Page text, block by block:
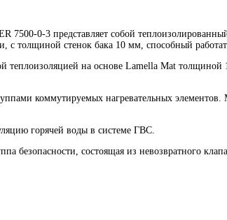
7500-0-3 представляет собой
с толщиной стенок бака 10 мм, способный
теплоизоляцией на основе Lamella Mat
коммутируемых нагревательных
горячей воды в системе ГВС.
безопасности, состоящая из невозвратного